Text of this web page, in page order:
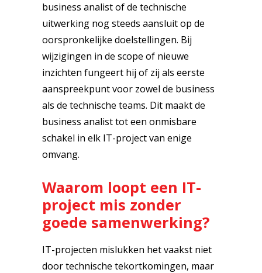
business analist of de technische
uitwerking nog steeds aansluit op de
oorspronkelijke doelstellingen. Bij
wijzigingen in de scope of nieuwe
inzichten fungeert hij of zij als eerste
aanspreekpunt voor zowel de business
als de technische teams. Dit maakt de
business analist tot een onmisbare
schakel in elk IT-project van enige
omvang.
Waarom loopt een IT-
project mis zonder
goede samenwerking?
IT-projecten mislukken het vaakst niet
door technische tekortkomingen, maar